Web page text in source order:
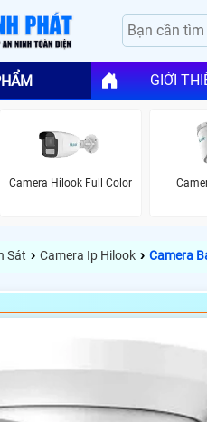
GIỚI
Camera Hilook Full Color
Sát › Camera Ip Hilook › Camera